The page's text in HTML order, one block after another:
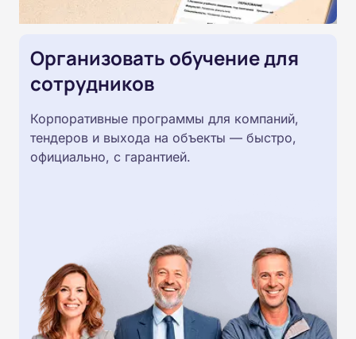
Организовать обучение для
сотрудников
Корпоративные программы для компаний,
тендеров и выхода на объекты — быстро,
официально, с гарантией.